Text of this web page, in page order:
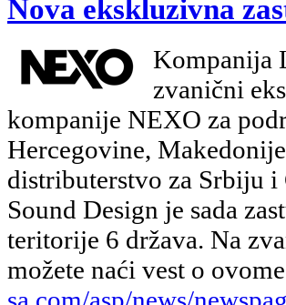
Nova ekskluzivna
Kompanija
zvanični
kompanije NEXO za
Hercegovine,
distributerstvo za Srbiju
Sound Design je sada
teritorije 6 država. Na
možete naći vest o